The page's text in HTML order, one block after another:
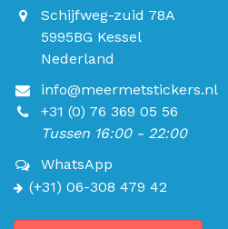
Schijfweg-zuid 78A
5995BG Kessel
Nederland
info@meermetstickers.nl
+31 (0) 76 369 05 56
Tussen 16:00 - 22:00
WhatsApp
(+31) 06-308 479 42